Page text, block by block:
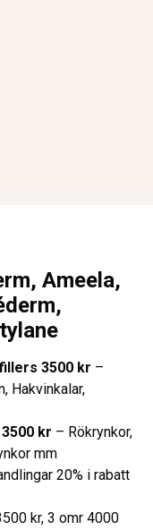
Ameela,
3500 kr –
Hakvinkalar,
kr – Rökrynkor,
mm
20% i rabatt
kr, 3 omr 4000